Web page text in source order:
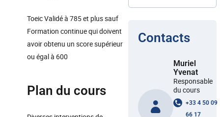
Toeic Validé à 785 et plus sauf
Formation continue qui doivent
avoir obtenu un score supérieur
ou égal à 600
Plan du cours
Contacts
Muriel
Yvenat
Responsable
du cours
+33 4 50 09
66 17